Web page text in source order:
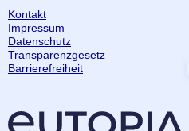
Kontakt
Impressum
Datenschutz
Transparenzgesetz
Barrierefreiheit